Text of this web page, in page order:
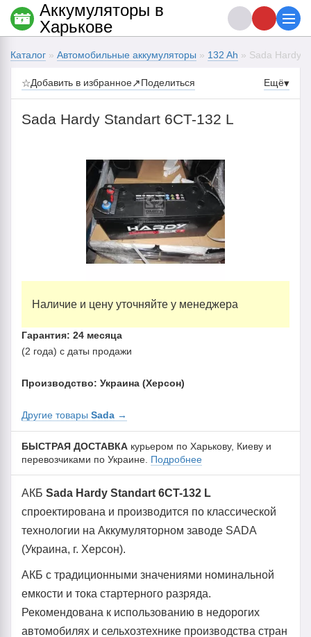
Каталог » Автомобильные аккумуляторы » 132 Ah » Sada Hardy
☆Добавить в избранное↗Поделиться Ещё▾
Sada Hardy Standart 6CT-132 L
Наличие и цену уточняйте у менеджера
Гарантия: 24 месяца
(2 года) с даты продажи
Производство: Украина (Херсон)
Другие товары Sada →
БЫСТРАЯ ДОСТАВКА курьером по Харькову, Киеву и
перевозчиками по Украине. Подробнее
АКБ Sada Hardy Standart 6CT-132 L
спроектирована и производится по классической
технологии на Аккумуляторном заводе SADA
(Украина, г. Херсон).
АКБ с традиционными значениями номинальной
емкости и тока стартерного разряда.
Рекомендована к использованию в недорогих
автомобилях и сельхозтехнике производства стран
Аккумуляторы в
Харькове